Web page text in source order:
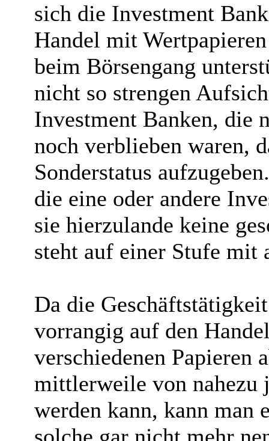
sich die Investment
Handel mit
beim Börsengang
nicht so strengen
Investment Banken, die
noch verblieben waren,
Sonderstatus
die eine oder andere
sie hierzulande keine
steht auf einer Stufe mit
Da die
vorrangig auf den
verschiedenen Papieren
mittlerweile von nahezu
werden kann, kann man